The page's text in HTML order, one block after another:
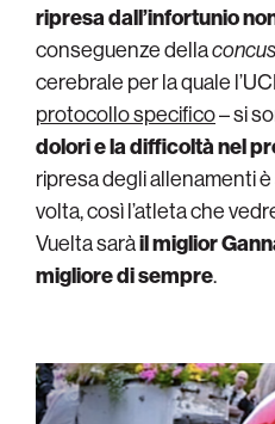
ripresa dall’infortunio
conseguenze della
cerebrale per la quale
protocollo specifico– si
dolori e la difficoltà nel
ripresa degli allenamenti
volta, così l’atleta che
Vuelta saràil miglior
migliore di sempre.